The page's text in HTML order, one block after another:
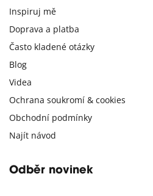
Inspiruj mě
Doprava a platba
Často kladené otázky
Blog
Videa
Ochrana soukromí & cookies
Obchodní podmínky
Najít návod
Odběr novinek